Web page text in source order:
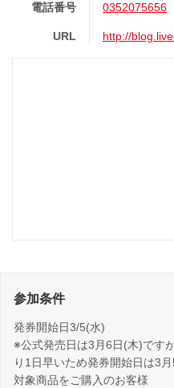
電話番号 0352075656
URL http://
参加条件
発券開始日3/5(水)
※公式発売日は3月6日(木)です
り1日早いため発券開始日は3
対象商品をご購入のお客様